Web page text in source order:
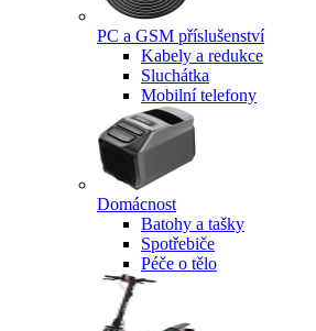
PC a GSM příslušenství
Kabely a redukce
Sluchátka
Mobilní telefony
Domácnost
Batohy a tašky
Spotřebiče
Péče o tělo